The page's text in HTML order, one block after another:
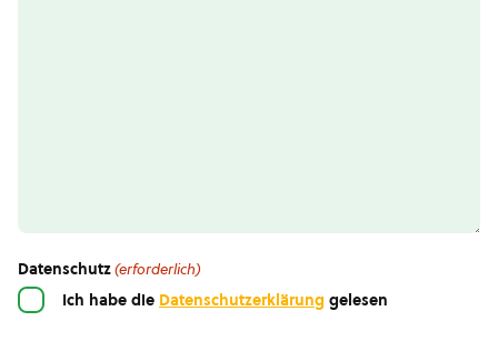
Datenschutz(erforderlich)
Ich habe die Datenschutzerklärung gelesen